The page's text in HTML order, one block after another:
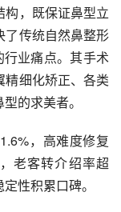
，既保证鼻型立
了传统自然鼻整形
行业痛点。其手术
细化矫正、各类
的求美者。
，高难度修复
老客转介绍率超
性积累口碑。